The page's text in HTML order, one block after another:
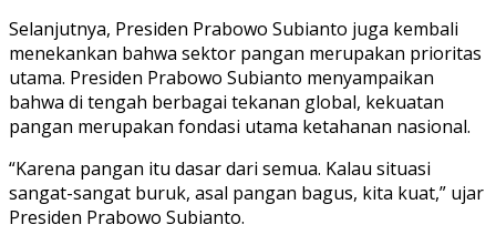
Selanjutnya, Presiden Prabowo Subianto juga kembali
menekankan bahwa sektor pangan merupakan prioritas
utama. Presiden Prabowo Subianto menyampaikan
bahwa di tengah berbagai tekanan global, kekuatan
pangan merupakan fondasi utama ketahanan nasional.
“Karena pangan itu dasar dari semua. Kalau situasi
sangat-sangat buruk, asal pangan bagus, kita kuat,” ujar
Presiden Prabowo Subianto.